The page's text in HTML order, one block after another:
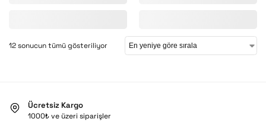
12 sonucun tümü gösteriliyor
Ücretsiz Kargo
1000₺ ve üzeri siparişler